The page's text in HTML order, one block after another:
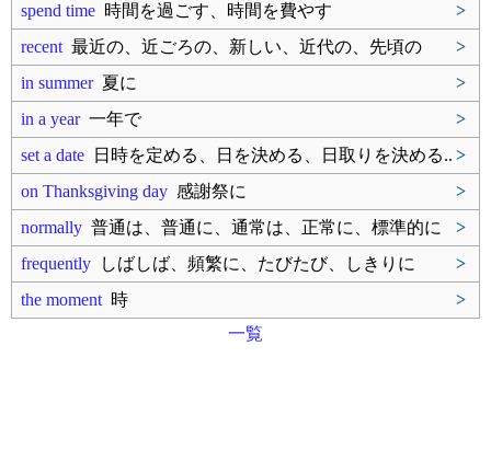
spend time 時間を過ごす、時間を費やす
>
recent 最近の、近ごろの、新しい、近代の、先頃の
>
in summer夏に
>
in a year一年で
>
set a date 日時を定める、日を決める、日取りを決める.. >
on Thanksgiving day 感謝祭に
>
normally 普通は、普通に、通常は、正常に、標準的に
>
frequently しばしば、頻繁に、たびたび、しきりに
>
the moment 時
>
一覧